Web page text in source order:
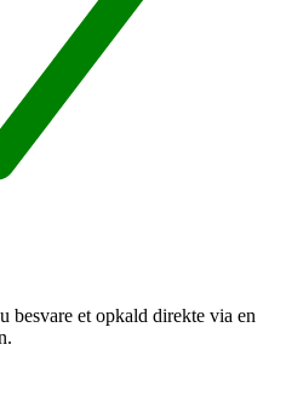
besvare et opkald direkte via en